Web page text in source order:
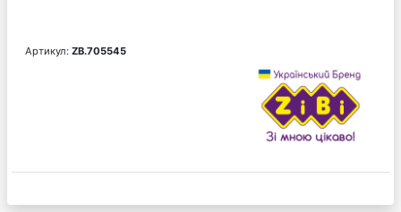
Артикул: ZB.705545